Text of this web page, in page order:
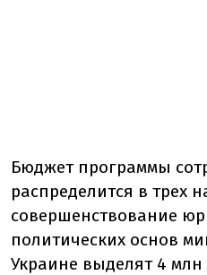
Бюджет программы
распределится в трех
совершенствование
политических основ
Украине выделят 4 млн